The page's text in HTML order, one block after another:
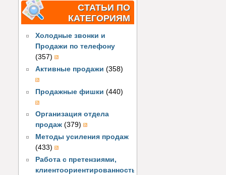
СТАТЬИ ПО
КАТЕГОРИЯМ
Холодные звонки и
Продажи по телефону
(357)
Активные продажи (358)
Продажные фишки (440)
Организация отдела
продаж (379)
Методы усиления продаж
(433)
Работа с претензиями,
клиентоориентированность